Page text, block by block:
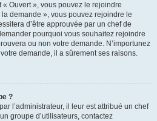
Ouvert », vous pouvez le rejoindre
demande », vous pouvez rejoindre le
d’être approuvée par un chef de
pourquoi vous souhaitez rejoindre
ou non votre demande. N’importunez
demande, il a sûrement ses raisons.
?
l’administrateur, il leur est attribué un chef
groupe d’utilisateurs, contactez